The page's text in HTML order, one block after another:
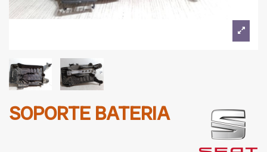
SOPORTE BATERIA